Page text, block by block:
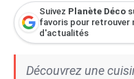
Suivez Planète Déco
favoris pour retrouver
d'actualités
Découvrez une